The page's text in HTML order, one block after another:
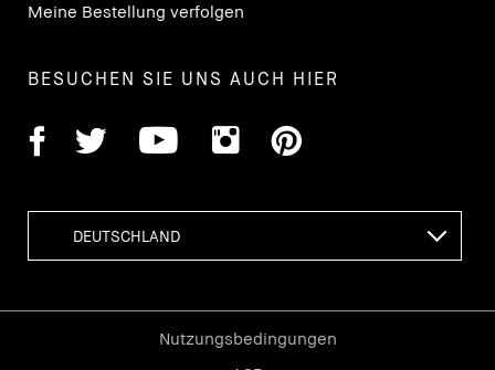
Meine Bestellung verfolgen
BESUCHEN SIE UNS AUCH HIER
Nutzungsbedingungen